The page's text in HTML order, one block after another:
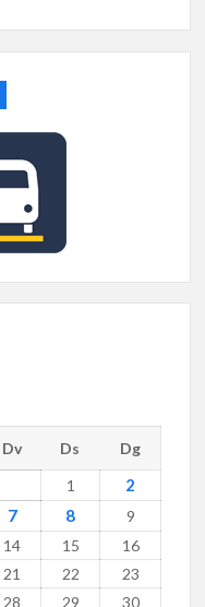
Dv Ds
Dg
1
2
7 8
9
14 15
16
21 22
23
28 29 30